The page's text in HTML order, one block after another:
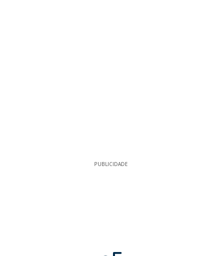
PUBLICIDADE